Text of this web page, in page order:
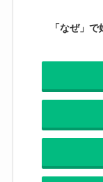
「なぜ」